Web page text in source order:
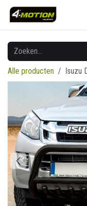
Overslaan naar inhoud
Alle producten Isuzu